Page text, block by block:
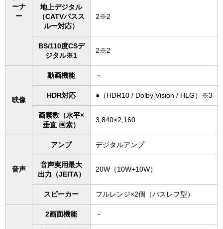
ーナ
ー
地上デジタル
（CATVパスス
ルー対応）
2※2
BS/110度CSデ
ジタル※1
2※2
映像
動画機能 －
HDR対応 ●（HDR10 / Dolby Vision / HLG）※3
画素数（水平×
垂直 画素）
3,840×2,160
音声
アンプ デジタルアンプ
音声実用最大
出力（JEITA）
20W（10W+10W）
スピーカー フルレンジ×2個（バスレフ型）
2画面機能 －